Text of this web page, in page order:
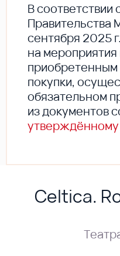
В соответствии
Правительства
сентября 2025
на мероприятия
покупки,
обязательном
из документов
Celtica.